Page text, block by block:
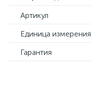
Артикул
Единица измерения
Гарантия